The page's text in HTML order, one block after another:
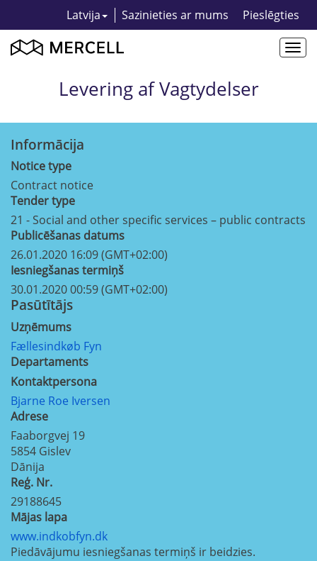
Latvija Sazinieties ar mums Pieslēgties
Levering af Vagtydelser
Informācija
Notice type
Contract notice
Tender type
21 - Social and other specific services – public contracts
Publicēšanas datums
26.01.2020 16:09 (GMT+02:00)
Iesniegšanas termiņš
30.01.2020 00:59 (GMT+02:00)
Pasūtītājs
Uzņēmums
Fællesindkøb Fyn
Departaments
Kontaktpersona
Bjarne Roe Iversen
Adrese
Faaborgvej 19
5854 Gislev
Dānija
Reģ. Nr.
29188645
Mājas lapa
www.indkobfyn.dk
Piedāvājumu iesniegšanas termiņš ir beidzies.